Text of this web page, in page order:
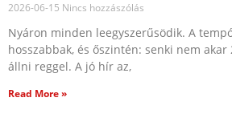
2026-06-15 Nincs hozzászólás
Nyáron minden leegyszerűsödik. A
hosszabbak, és őszintén: senki nem
állni reggel. A jó hír az,
Read More »